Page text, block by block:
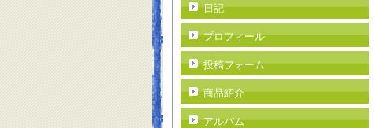
日記
プロフィール
投稿フォーム
商品紹介
アルバム